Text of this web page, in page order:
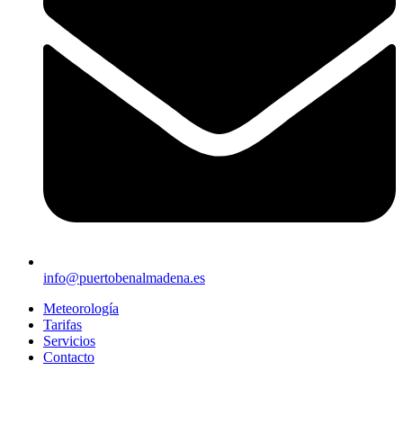
info@puertobenalmadena.es
Meteorología
Tarifas
Servicios
Contacto